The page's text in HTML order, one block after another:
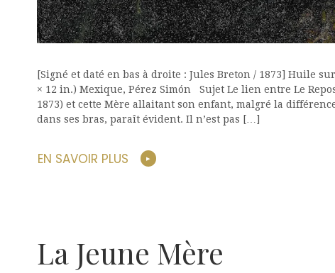
[Signé et daté en bas à droite : Jules Breton / 1873] Huile
× 12 in.) Mexique, Pérez Simón Sujet Le lien entre Le
1873) et cette Mère allaitant son enfant, malgré la
dans ses bras, paraît évident. Il n’est pas […]
EN SAVOIR PLUS
La Jeune Mère